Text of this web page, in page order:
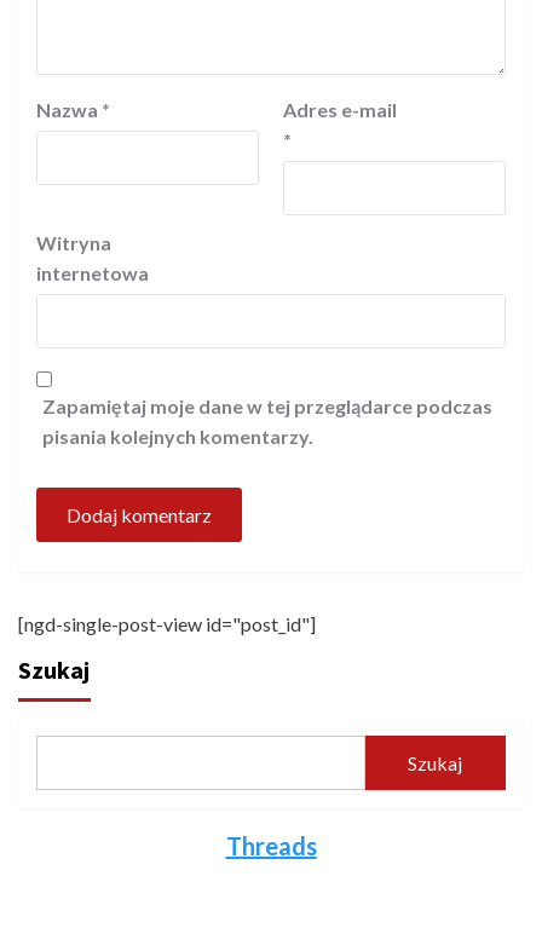
Nazwa *
Adres e-mail
*
Witryna
internetowa
Zapamiętaj moje dane w tej przeglądarce podczas
pisania kolejnych komentarzy.
[ngd-single-post-view id="post_id"]
Szukaj
Szukaj
Threads